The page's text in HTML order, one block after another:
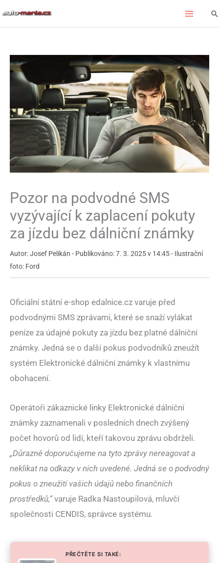
Pozor na podvodné SMS
vyzývající k zaplacení pokuty
za jízdu bez dálniční známky
Autor: Josef Pelikán - Publikováno: 7. 3. 2025 v 14:45 - Ilustrační
foto: Ford
Oficiální státní e-shop edalnice.cz varuje před
podvodnými SMS zprávami, které se snaží vylákat
peníze za údajné pokuty za jízdu bez platné dálniční
známky. Jedná se o další pokus podvodníků zneužít
systém Elektronické dálniční známky k vlastnímu
obohacení.
Operátoři zákaznické linky Elektronické dálniční
známky zaznamenali v posledních dnech zvýšený
počet hovorů od lidí, kteří takovou zprávu obdrželi.
„Důrazně doporučujeme na tyto zprávy nereagovat a
neklikat na odkazy v nich uvedené. Jedná se o podvodný
pokus o zneužití vašich údajů nebo finančních
prostředků,“varuje Radka Nastoupilová, mluvčí
společnosti CENDIS, správce systému.
PŘEČTĚTE SI TAKÉ: